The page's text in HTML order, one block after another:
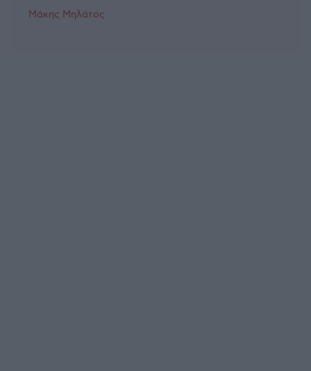
Μάκης Μηλάτος